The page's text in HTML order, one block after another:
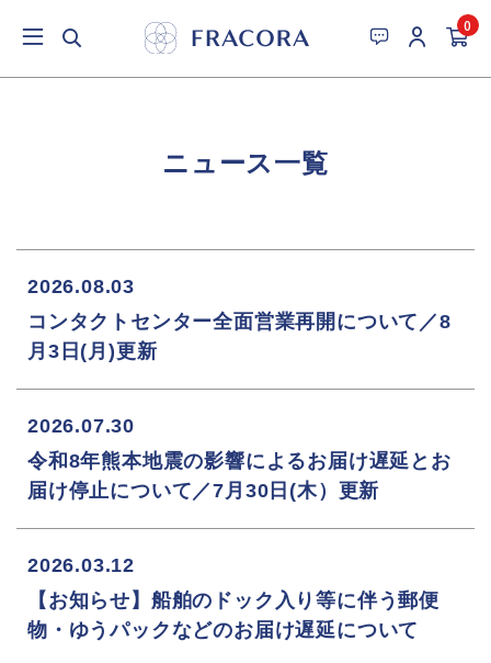
0
ニュース一覧
2026.08.03
コンタクトセンター全面営業再開について／8
月3日(月)更新
2026.07.30
令和8年熊本地震の影響によるお届け遅延とお
届け停止について／7月30日(木）更新
2026.03.12
【お知らせ】船舶のドック入り等に伴う郵便
物・ゆうパックなどのお届け遅延について